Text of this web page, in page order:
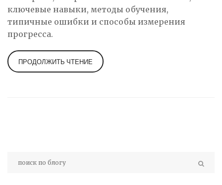
ключевые навыки, методы обучения,
типичные ошибки и способы измерения
прогресса.
ПРОДОЛЖИТЬ ЧТЕНИЕ